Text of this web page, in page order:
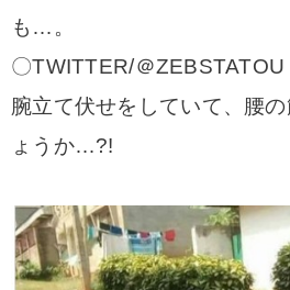
も…。
〇TWITTER/＠ZEBSTATOU
腕立て伏せをしていて、腰
ょうか…?!